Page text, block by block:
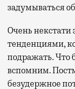
задумываться
Очень некстати
тенденциями,
подражать. Что
вспомним.
безудержное